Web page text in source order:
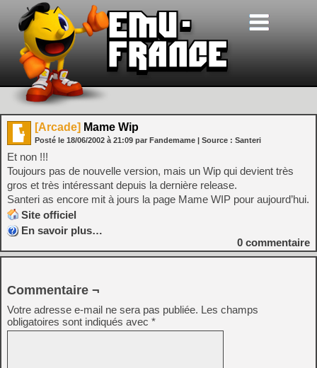
[Arcade] Mame Wip
Posté le 18/06/2002 à 21:09 par Fandemame | Source : Santeri
Et non !!!
Toujours pas de nouvelle version, mais un Wip qui devient très
gros et très intéressant depuis la dernière release.
Santeri as encore mit à jours la page Mame WIP pour aujourd’hui.
Site officiel
En savoir plus…
0 commentaire
Commentaire ¬
Votre adresse e-mail ne sera pas publiée. Les champs
obligatoires sont indiqués avec *